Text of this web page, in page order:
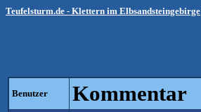
Teufelsturm.de - Klettern im Elbsandsteingebirge
Benutzer Kommentar